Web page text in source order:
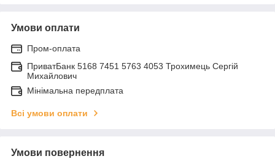
Умови оплати
Пром-оплата
ПриватБанк 5168 7451 5763 4053 Трохимець Сергій
Михайлович
Мінімальна передплата
Всі умови оплати
Умови повернення